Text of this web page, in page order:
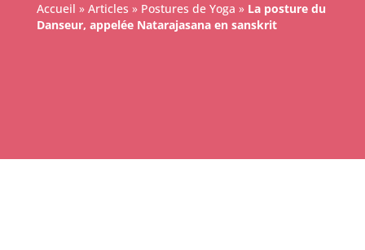
Accueil » Articles » Postures de Yoga » La posture du
Danseur, appelée Natarajasana en sanskrit